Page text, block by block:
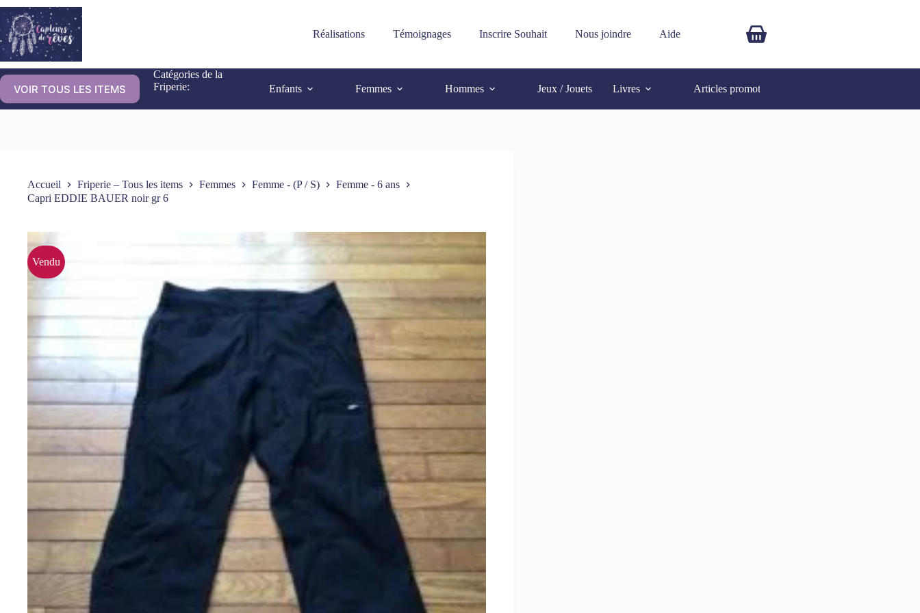
Réalisations Témoignages Inscrire Souhait Nous joindre Aide
VOIR TOUS LES ITEMS
Catégories de la
Friperie:
Enfants Femmes Hommes Jeux / Jouets Livres Articles promotionnels
Accueil Friperie – Tous les items Femmes Femme - (P / S)
Femme - 6 ans
Capri EDDIE BAUER noir gr 6
Vendu